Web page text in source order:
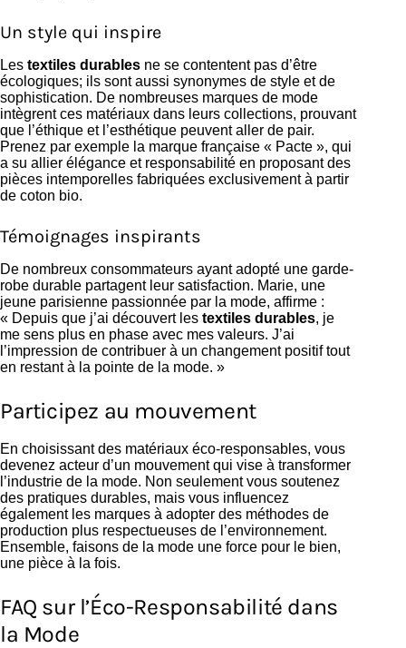
Un style qui inspire
Les textiles durables ne se contentent pas d’être
écologiques; ils sont aussi synonymes de style et de
sophistication. De nombreuses marques de mode
intègrent ces matériaux dans leurs collections, prouvant
que l’éthique et l’esthétique peuvent aller de pair.
Prenez par exemple la marque française « Pacte », qui
a su allier élégance et responsabilité en proposant des
pièces intemporelles fabriquées exclusivement à partir
de coton bio.
Témoignages inspirants
De nombreux consommateurs ayant adopté une garde-
robe durable partagent leur satisfaction. Marie, une
jeune parisienne passionnée par la mode, affirme :
« Depuis que j’ai découvert les textiles durables, je
me sens plus en phase avec mes valeurs. J’ai
l’impression de contribuer à un changement positif tout
en restant à la pointe de la mode. »
Participez au mouvement
En choisissant des matériaux éco-responsables, vous
devenez acteur d’un mouvement qui vise à transformer
l’industrie de la mode. Non seulement vous soutenez
des pratiques durables, mais vous influencez
également les marques à adopter des méthodes de
production plus respectueuses de l’environnement.
Ensemble, faisons de la mode une force pour le bien,
une pièce à la fois.
FAQ sur l’Éco-Responsabilité dans
la Mode